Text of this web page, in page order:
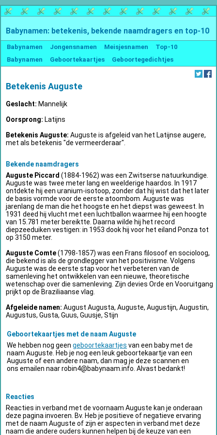
Babynamen: betekenis, bekende naamdragers en top-10
Babynamen Jongensnamen Meisjesnamen
Top-10
Babynamen
Geboortekaartjes Geboortegedichtjes
Betekenis Auguste
Geslacht: Mannelijk
Oorsprong: Latijns
Betekenis Auguste: Auguste is afgeleid van het Latijnse augere,
met als betekenis "de vermeerderaar".
Bekende naamdragers
Auguste Piccard (1884-1962) was een Zwitserse natuurkundige.
Auguste was twee meter lang en weelderige haardos. In 1917
ontdekte hij een uranium-isotoop, zonder dat hij wist dat het later
de basis vormde voor de eerste atoombom. Auguste was
jarenlang de man die het hoogste en het diepst was geweest. In
1931 deed hij vlucht met een luchtballon waarmee hij een hoogte
van 15.781 meter bereiktte. Daarna wilde hij het record
diepzeeduiken vestigen: in 1953 dook hij voor het eiland Ponza tot
op 3150 meter.
Auguste Comte(1798-1857) was een Frans filosoof en socioloog,
die bekend is als de grondlegger van het positivisme. Volgens
Auguste was de eerste stap voor het verbeteren van de
samenleving het ontwikkelen van een nieuwe, theoretische
wetenschap over die samenleving. Zijn devies Orde en Vooruitgang
prijkt op de Braziliaanse vlag.
Afgeleide namen: August Augusta, Auguste, Augustijn, Augustin,
Augustus, Gusta, Guus, Guusje, Stijn
Geboortekaartjes met de naam Auguste
We hebben nog geen geboortekaartjes van een baby met de
naam Auguste. Heb je nog een leuk geboortekaartje van een
Auguste of een andere naam, dan mag je deze scannen en
ons emailen naarrobin4@babynaam.info . Alvast bedankt!
Reacties
Reacties in verband met de voornaam Auguste kan je onderaan
deze pagina invoeren. Bv. Heb je positieve of negatieve ervaring
met de naam Auguste of zijn er aspecten in verband met deze
naam die andere ouders kunnen helpen bij de keuze van een